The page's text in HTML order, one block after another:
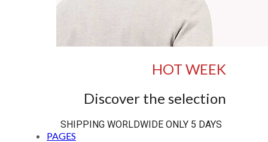
HOT WEEK
Discover the selection
SHIPPING WORLDWIDE ONLY 5 DAYS
PAGES